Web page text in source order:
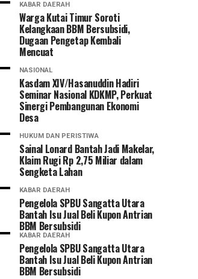
KABAR DAERAH
Warga Kutai Timur Soroti
Kelangkaan BBM Bersubsidi,
Dugaan Pengetap Kembali
Mencuat
NASIONAL
Kasdam XIV/Hasanuddin Hadiri
Seminar Nasional KDKMP, Perkuat
Sinergi Pembangunan Ekonomi
Desa
HUKUM DAN PERISTIWA
Sainal Lonard Bantah Jadi Makelar,
Klaim Rugi Rp 2,75 Miliar dalam
Sengketa Lahan
KABAR DAERAH
Pengelola SPBU Sangatta Utara
Bantah Isu Jual Beli Kupon Antrian
BBM Bersubsidi
KABAR DAERAH
Pengelola SPBU Sangatta Utara
Bantah Isu Jual Beli Kupon Antrian
BBM Bersubsidi